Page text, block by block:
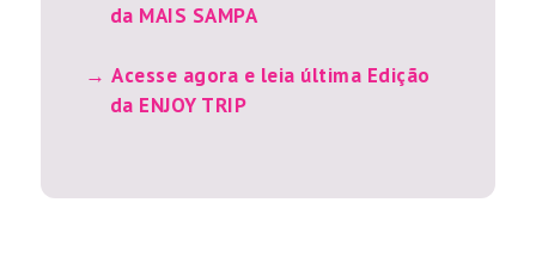
da MAIS SAMPA
Acesse agora e leia última Edição
da ENJOY TRIP